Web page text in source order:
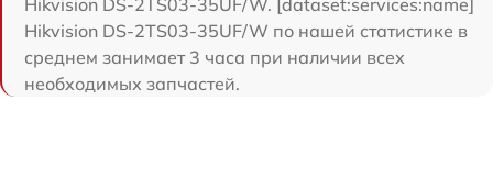
Hikvision DS-2TS03-35UF/W. [dataset:services:name]
Hikvision DS-2TS03-35UF/W по нашей статистике в
среднем занимает 3 часа при наличии всех
необходимых запчастей.